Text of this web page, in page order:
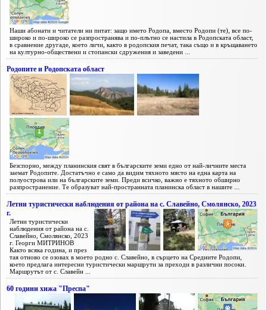
Наши абонати и читатели ни питат: защо името Родопа, вместо Родопи (те), все по-
широко и по-широко се разпространява и по-плътно се настила в Родопската област,
в сравнение другаде, което личи, както в родопския печат, така също и в кръщаването
на културно-обществени и стопански сдружения и заведени ...
Родопите и Родопската област
Безспорно, между планинския свят в българските земи едно от най-личните места
заемат Родопите. Достатъчно е само да видим тяхното място на една карта на
полуострова или на българските земи. Преди всичко, важно е тяхното обширно
разпространение. Те образуват най-пространната планинска област в нашите ...
Летни туристически наблюдения от района на с. Славейно, Смолянско, 2023
г.
Летни туристически
наблюдения от района на с.
Славейно, Смолянско, 2023
г. Георги МИТРИНОВ
Както всяка година, и през
тая отново се озовах в моето родно с. Славейно, в сърцето на Средните Родопи,
което предлага интересни туристически маршрути за преходи в различни посоки.
Маршрутът от с. Славейн ...
60 години хижа "Преспа"